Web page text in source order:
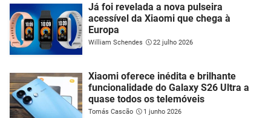
Já foi revelada a nova pulseira
acessível da Xiaomi que chega à
Europa
William Schendes 22 julho 2026
Xiaomi oferece inédita e brilhante
funcionalidade do Galaxy S26 Ultra a
quase todos os telemóveis
Tomás Cascão 1 junho 2026